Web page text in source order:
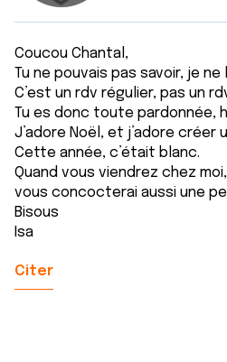
Coucou Chantal,
Tu ne pouvais pas savoir, je ne
C’est un rdv régulier, pas un
Tu es donc toute pardonnée,
J’adore Noël, et j’adore créer
Cette année, c’était blanc.
Quand vous viendrez chez
vous concocterai aussi une
Bisous
Isa
Citer